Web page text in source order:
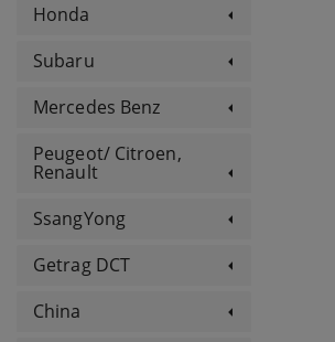
Honda
Subaru
Mercedes Benz
Peugeot/ Citroen,
Renault
SsangYong
Getrag DCT
China